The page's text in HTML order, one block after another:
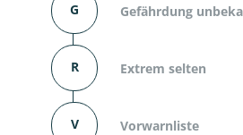
G Gefährdung
R Extrem selten
V Vorwarnliste